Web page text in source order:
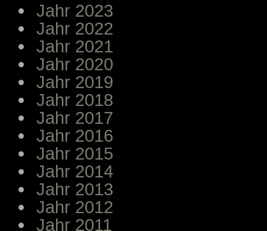
Jahr 2023
Jahr 2022
Jahr 2021
Jahr 2020
Jahr 2019
Jahr 2018
Jahr 2017
Jahr 2016
Jahr 2015
Jahr 2014
Jahr 2013
Jahr 2012
Jahr 2011